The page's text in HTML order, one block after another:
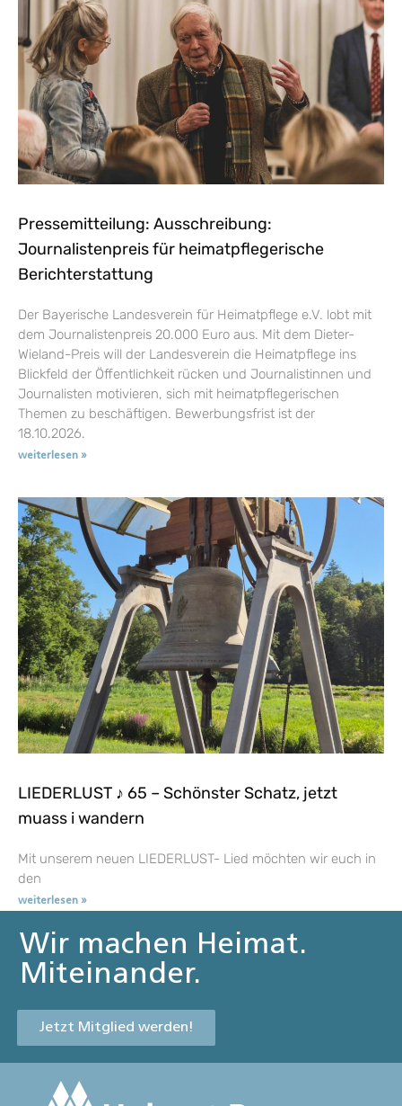
Pressemitteilung: Ausschreibung:
Journalistenpreis für heimatpflegerische
Berichterstattung
Der Bayerische Landesverein für Heimatpflege e.V. lobt mit
dem Journalistenpreis 20.000 Euro aus. Mit dem Dieter-
Wieland-Preis will der Landesverein die Heimatpflege ins
Blickfeld der Öffentlichkeit rücken und Journalistinnen und
Journalisten motivieren, sich mit heimatpflegerischen
Themen zu beschäftigen. Bewerbungsfrist ist der
18.10.2026.
weiterlesen »
LIEDERLUST ♪ 65 – Schönster Schatz, jetzt
muass i wandern
Mit unserem neuen LIEDERLUST- Lied möchten wir euch in
den
weiterlesen »
Wir machen Heimat.
Miteinander.
Jetzt Mitglied werden!